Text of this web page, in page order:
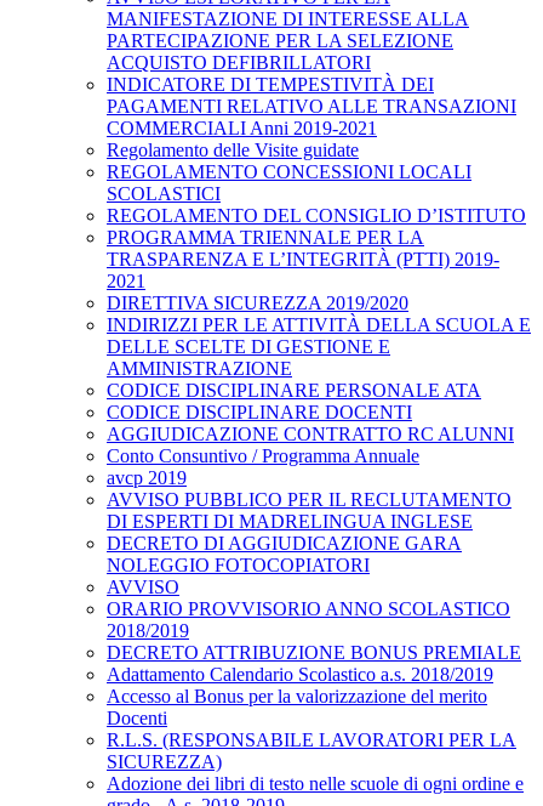
MANIFESTAZIONE DI INTERESSE ALLA
PARTECIPAZIONE PER LA SELEZIONE
ACQUISTO DEFIBRILLATORI
INDICATORE DI TEMPESTIVITÀ DEI
PAGAMENTI RELATIVO ALLE TRANSAZIONI
COMMERCIALI Anni 2019-2021
Regolamento delle Visite guidate
REGOLAMENTO CONCESSIONI LOCALI
SCOLASTICI
REGOLAMENTO DEL CONSIGLIO D’ISTITUTO
PROGRAMMA TRIENNALE PER LA
TRASPARENZA E L’INTEGRITÀ (PTTI) 2019-
2021
DIRETTIVA SICUREZZA 2019/2020
INDIRIZZI PER LE ATTIVITÀ DELLA SCUOLA E
DELLE SCELTE DI GESTIONE E
AMMINISTRAZIONE
CODICE DISCIPLINARE PERSONALE ATA
CODICE DISCIPLINARE DOCENTI
AGGIUDICAZIONE CONTRATTO RC ALUNNI
Conto Consuntivo / Programma Annuale
avcp 2019
AVVISO PUBBLICO PER IL RECLUTAMENTO
DI ESPERTI DI MADRELINGUA INGLESE
DECRETO DI AGGIUDICAZIONE GARA
NOLEGGIO FOTOCOPIATORI
AVVISO
ORARIO PROVVISORIO ANNO SCOLASTICO
2018/2019
DECRETO ATTRIBUZIONE BONUS PREMIALE
Adattamento Calendario Scolastico a.s. 2018/2019
Accesso al Bonus per la valorizzazione del merito
Docenti
R.L.S. (RESPONSABILE LAVORATORI PER LA
SICUREZZA)
Adozione dei libri di testo nelle scuole di ogni ordine e